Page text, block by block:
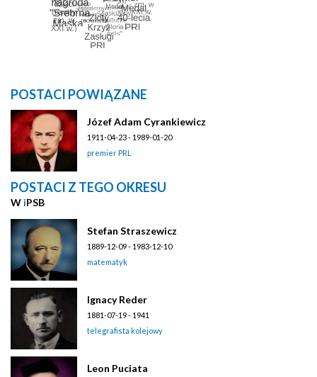
POSTACI POWIĄZANE
Józef Adam Cyrankiewicz
1911-04-23 - 1989-01-20
premier PRL
POSTACI Z TEGO OKRESU
W iPSB
Stefan Straszewicz
1889-12-09 - 1983-12-10
matematyk
Ignacy Reder
1881-07-19 - 1941
telegrafista kolejowy
Leon Puciata